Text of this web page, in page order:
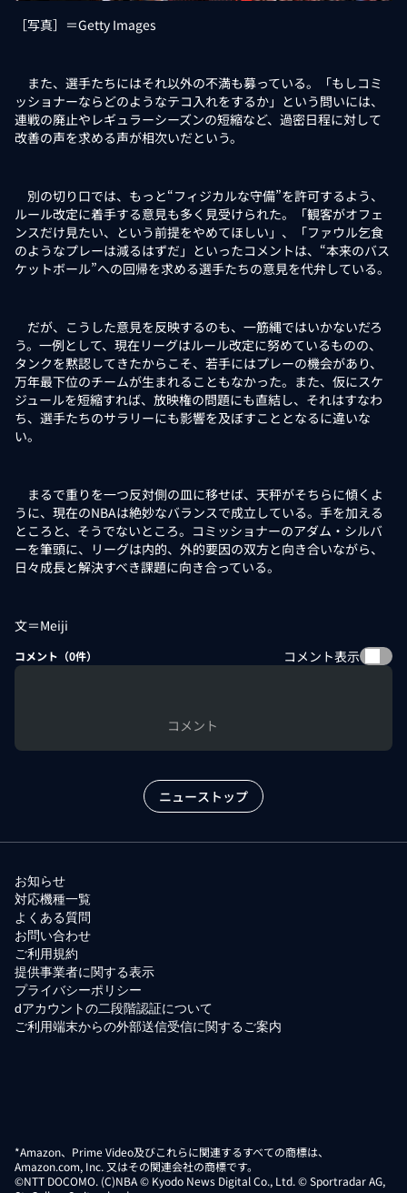
［写真］＝Getty Images
また、選手たちにはそれ以外の不満も募っている。「もしコミ
ッショナーならどのようなテコ入れをするか」という問いには、
連戦の廃止やレギュラーシーズンの短縮など、過密日程に対して
改善の声を求める声が相次いだという。
別の切り口では、もっと“フィジカルな守備”を許可するよう、
ルール改定に着手する意見も多く見受けられた。「観客がオフェ
ンスだけ見たい、という前提をやめてほしい」、「ファウル乞食
のようなプレーは減るはずだ」といったコメントは、“本来のバス
ケットボール”への回帰を求める選手たちの意見を代弁している。
だが、こうした意見を反映するのも、一筋縄ではいかないだろ
う。一例として、現在リーグはルール改定に努めているものの、
タンクを黙認してきたからこそ、若手にはプレーの機会があり、
万年最下位のチームが生まれることもなかった。また、仮にスケ
ジュールを短縮すれば、放映権の問題にも直結し、それはすなわ
ち、選手たちのサラリーにも影響を及ぼすこととなるに違いな
い。
まるで重りを一つ反対側の皿に移せば、天秤がそちらに傾くよ
うに、現在のNBAは絶妙なバランスで成立している。手を加える
ところと、そうでないところ。コミッショナーのアダム・シルバ
ーを筆頭に、リーグは内的、外的要因の双方と向き合いながら、
日々成長と解決すべき課題に向き合っている。
文＝Meiji
コメント（0件） コメント表示
コメント
ニューストップ
お知らせ
対応機種一覧
よくある質問
お問い合わせ
ご利用規約
提供事業者に関する表示
プライバシーポリシー
dアカウントの二段階認証について
ご利用端末からの外部送信受信に関するご案内
*Amazon、Prime Video及びこれらに関連するすべての商標は、
Amazon.com, Inc. 又はその関連会社の商標です。
©NTT DOCOMO. (C)NBA © Kyodo News Digital Co., Ltd. © Sportradar AG,